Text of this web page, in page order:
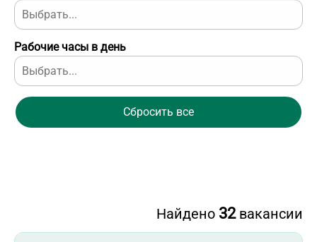
Рабочие часы в день
Сбросить все
Найдено 32вакансии